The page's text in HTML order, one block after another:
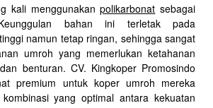
kali menggunakanpolikarbonat sebagai
bahan ini terletak pada
namun tetap ringan, sehingga sangat
umroh yang memerlukan ketahanan
benturan. CV. Kingkoper Promosindo
premium untuk koper umroh mereka
yang optimal antara kekuatan